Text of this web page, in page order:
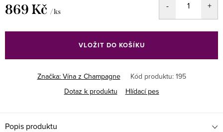
869 Kč / ks
cena:
VLOŽIT DO KOŠÍKU
Značka: Vína z Champagne Kód produktu: 195
Dotaz k produktu
Hlídací pes
Popis produktu